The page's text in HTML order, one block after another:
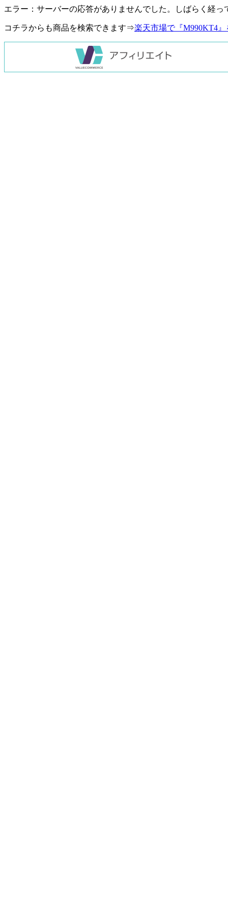
エラー：サーバーの応答がありませんでした。しばらく経
コチラからも商品を検索できます⇒楽天市場で『M990KT4